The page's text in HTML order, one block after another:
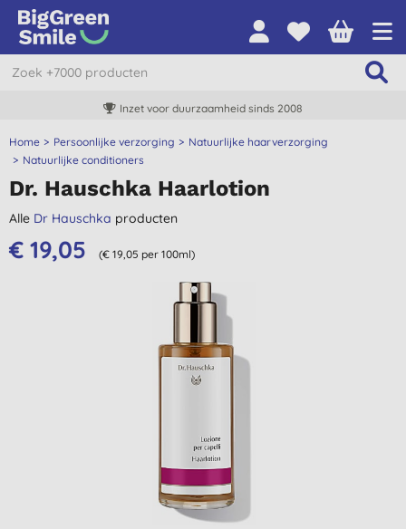
Inzet voor duurzaamheid sinds 2008
Home Persoonlijke verzorging
Natuurlijke haarverzorging
Natuurlijke conditioners
Dr. Hauschka Haarlotion
Alle Dr Hauschka producten
€ 19,05 (€ 19,05 per 100ml)